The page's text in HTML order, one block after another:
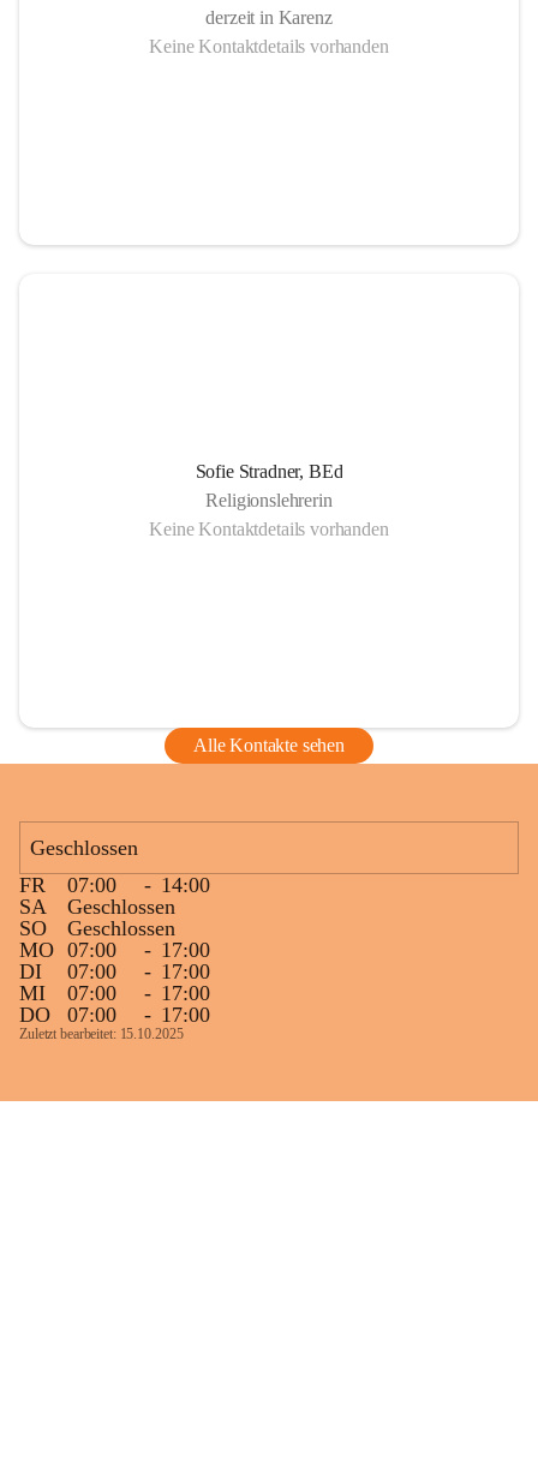
derzeit in Karenz
Keine Kontaktdetails vorhanden
Sofie Stradner, BEd
Religionslehrerin
Keine Kontaktdetails vorhanden
Alle Kontakte sehen
Geschlossen
FR
07:00 - 14:00
SA
Geschlossen
SO
Geschlossen
MO 07:00 - 17:00
DI
07:00 - 17:00
MI
07:00 - 17:00
DO
07:00 - 17:00
Zuletzt bearbeitet: 15.10.2025